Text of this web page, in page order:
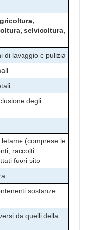
selvicoltura,
di lavaggio e pulizia
degli
(comprese le
raccolti
fuori sito
sostanze
da quelli della